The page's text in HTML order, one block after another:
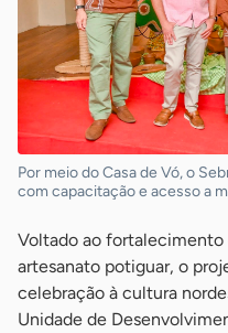
Por meio do Casa de Vó, o
com capacitação e acesso a
Voltado ao
artesanato potiguar, o
celebração à cultura
Unidade de